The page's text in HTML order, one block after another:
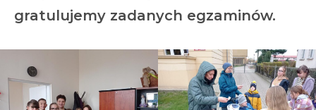
gratulujemy zadanych egzaminów.